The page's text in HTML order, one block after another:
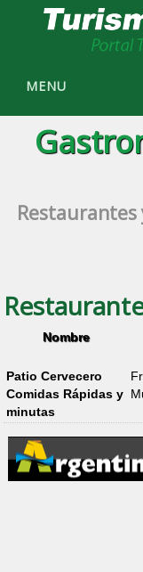
MENU
Restaurantes
Nombre
Patio Cervecero
Comidas Rápidas y
minutas